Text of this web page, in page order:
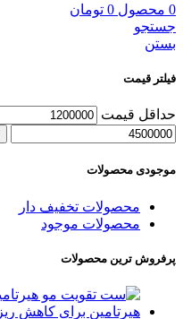
0 محصول 0 تومان
جستجو
بستن
فیلتر قیمت
حداقل قیمت
موجودی محصولات
محصولات تخفیف دار
محصولات موجود
پرفروش ترین محصولات